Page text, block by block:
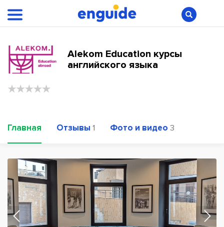
Alekom Education курсы
английского языка
Главная Отзывы 1 Фото и видео 3